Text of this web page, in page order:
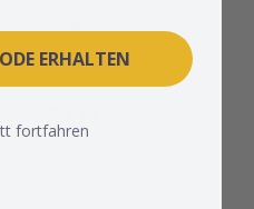
ERHALTEN
fortfahren